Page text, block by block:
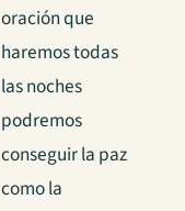
oración que
haremos todas
las noches
podremos
conseguir la paz
como la